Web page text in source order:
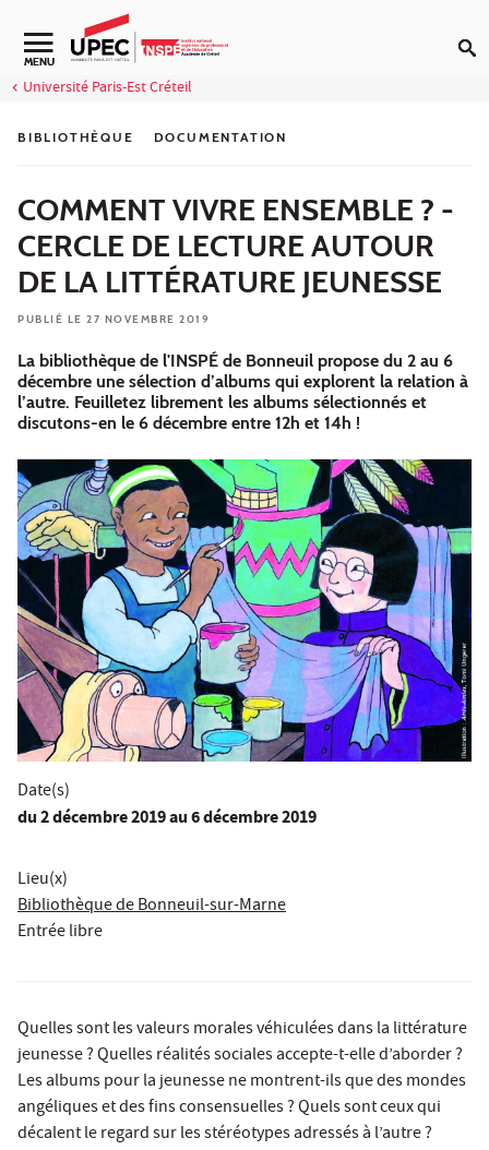
Aller au contenu
Navigation secondaire
MENU
Université Paris-Est Créteil
BIBLIOTHÈQUE DOCUMENTATION
COMMENT VIVRE ENSEMBLE ? -
CERCLE DE LECTURE AUTOUR
DE LA LITTÉRATURE JEUNESSE
PUBLIÉ LE 27 NOVEMBRE 2019
La bibliothèque de l'INSPÉ de Bonneuil propose du 2 au 6
décembre une sélection d’albums qui explorent la relation à
l’autre. Feuilletez librement les albums sélectionnés et
discutons-en le 6 décembre entre 12h et 14h !
Date(s)
du2 décembre 2019au 6 décembre 2019
Lieu(x)
Bibliothèque de Bonneuil-sur-Marne
Entrée libre
Quelles sont les valeurs morales véhiculées dans la littérature
jeunesse ? Quelles réalités sociales accepte-t-elle d’aborder ?
Les albums pour la jeunesse ne montrent-ils que des mondes
angéliques et des fins consensuelles ? Quels sont ceux qui
décalent le regard sur les stéréotypes adressés à l’autre ?